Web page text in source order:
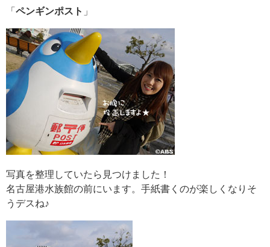
「 ペンギンポスト 」
写真を整理していたら見つけました！
名古屋港水族館の前にいます。手紙書くのが楽しくなりそ
うデスね♪